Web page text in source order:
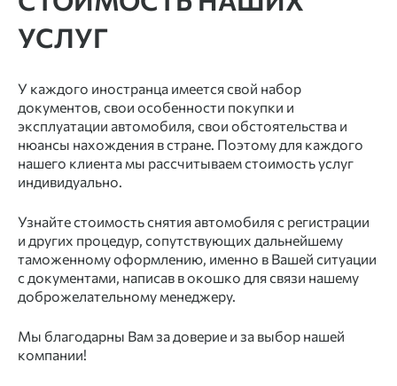
УСЛУГ
У каждого иностранца имеется свой набор
документов, свои особенности покупки и
эксплуатации автомобиля, свои обстоятельства и
нюансы нахождения в стране. Поэтому для каждого
нашего клиента мы рассчитываем стоимость услуг
индивидуально.
Узнайте стоимость снятия автомобиля с регистрации
и других процедур, сопутствующих дальнейшему
таможенному оформлению, именно в Вашей ситуации
с документами, написав в окошко для связи нашему
доброжелательному менеджеру.
Мы благодарны Вам за доверие и за выбор нашей
компании!